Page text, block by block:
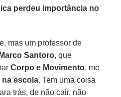
perdeu importância no
mas um professor de
Marco Santoro, que
Corpo e Movimento, me
na escola. Tem uma coisa
trás, de não cair, não